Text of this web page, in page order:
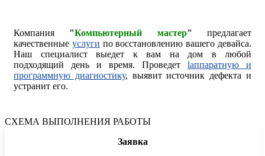
Компания "Компьютерный мастер" предлагает
качественные услуги по восстановлению вашего девайса.
Наш специалист выедет к вам на дом в любой
подходящий день и время. Проведет lаппаратную и
программную диагностику, выявит источник дефекта и
устранит его.
СХЕМА ВЫПОЛНЕНИЯ РАБОТЫ
Заявка